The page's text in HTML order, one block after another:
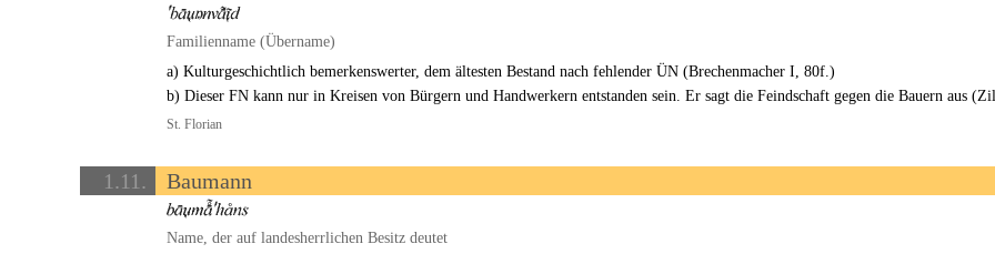
Familienname (Übername)
a) Kulturgeschichtlich bemerkenswerter, dem ältesten Bestand nach fehlender ÜN (Brechenmacher I, 80f.)
b) Dieser FN kann nur in Kreisen von Bürgern und Handwerkern entstanden sein. Er sagt die Feindschaft gegen die Bauern aus
St. Florian
1.11. Baumann
Name, der auf landesherrlichen Besitz deutet